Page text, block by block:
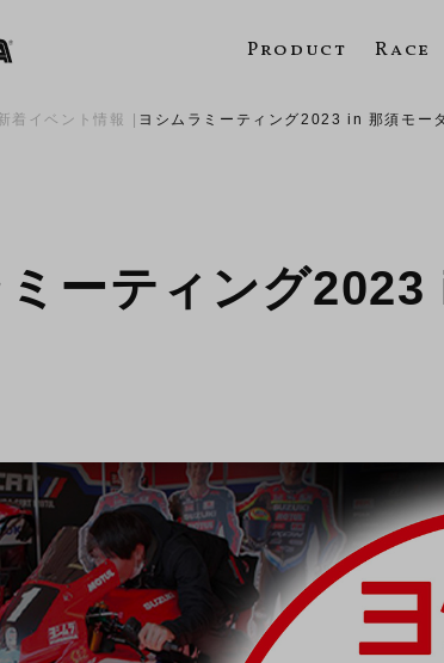
Product Race
着イベント情報 ヨシムラミーティング2023 in 那須モー
ーティング